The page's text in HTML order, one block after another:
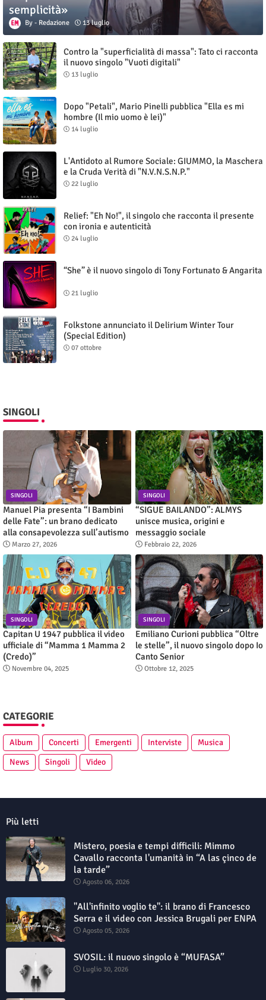
semplicità»
Redazione 13 luglio
Contro la "superficialità di massa": Tato ci racconta
il nuovo singolo "Vuoti digitali"
13 luglio
Dopo "Petali", Mario Pinelli pubblica "Ella es mi
hombre (Il mio uomo è lei)"
14 luglio
L'Antidoto al Rumore Sociale: GIUMMO, la Maschera
e la Cruda Verità di "N.V.N.S.N.P."
22 luglio
Relief: "Eh No!", il singolo che racconta il presente
con ironia e autenticità
24 luglio
“She” è il nuovo singolo di Tony Fortunato & Angarita
21 luglio
Folkstone annunciato il Delirium Winter Tour
(Special Edition)
07 ottobre
SINGOLI
SINGOLI
Manuel Pia presenta “I Bambini
delle Fate”: un brano dedicato
alla consapevolezza sull’autismo
Marzo 27, 2026
SINGOLI
“SIGUE BAILANDO”: ALMYS
unisce musica, origini e
messaggio sociale
Febbraio 22, 2026
SINGOLI
Capitan U 1947 pubblica il video
ufficiale di “Mamma 1 Mamma 2
(Credo)”
Novembre 04, 2025
SINGOLI
Emiliano Curioni pubblica “Oltre
le stelle”, il nuovo singolo dopo Io
Canto Senior
Ottobre 12, 2025
CATEGORIE
Album Concerti Emergenti Interviste
Musica
News
Singoli Video
Più letti
Mistero, poesia e tempi difficili: Mimmo
Cavallo racconta l'umanità in “A las çinco de
la tarde”
Agosto 06, 2026
"All'infinito voglio te": il brano di Francesco
Serra e il video con Jessica Brugali per ENPA
Agosto 05, 2026
SVOSIL: il nuovo singolo è “MUFASA”
Luglio 30, 2026